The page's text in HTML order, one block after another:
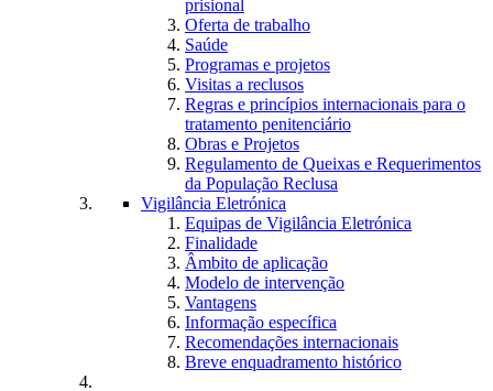
prisional
Oferta de trabalho
Saúde
Programas e projetos
Visitas a reclusos
Regras e princípios internacionais para o
tratamento penitenciário
Obras e Projetos
Regulamento de Queixas e Requerimentos
da População Reclusa
Vigilância Eletrónica
Equipas de Vigilância Eletrónica
Finalidade
Âmbito de aplicação
Modelo de intervenção
Vantagens
Informação específica
Recomendações internacionais
Breve enquadramento histórico